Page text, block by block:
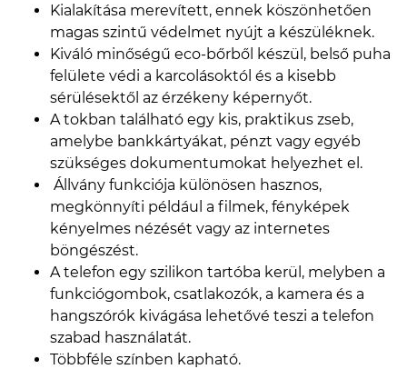
Kialakítása merevített, ennek köszönhetően
magas szintű védelmet nyújt a készüléknek.
Kiváló minőségű eco-bőrből készül, belső puha
felülete védi a karcolásoktól és a kisebb
sérülésektől az érzékeny képernyőt.
A tokban található egy kis, praktikus zseb,
amelybe bankkártyákat, pénzt vagy egyéb
szükséges dokumentumokat helyezhet el.
Állvány funkciója különösen hasznos,
megkönnyíti például a filmek, fényképek
kényelmes nézését vagy az internetes
böngészést.
A telefon egy szilikon tartóba kerül, melyben a
funkciógombok, csatlakozók, a kamera és a
hangszórók kivágása lehetővé teszi a telefon
szabad használatát.
Többféle színben kapható.